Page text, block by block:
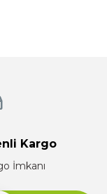
Kargo
İmkanı